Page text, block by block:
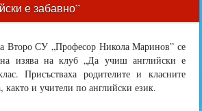
е забавно”
Второ СУ „Професор Никола Маринов” се
изява на клуб „Да учиш английски е
Присъстваха родителите и класните
както и учители по английски език.